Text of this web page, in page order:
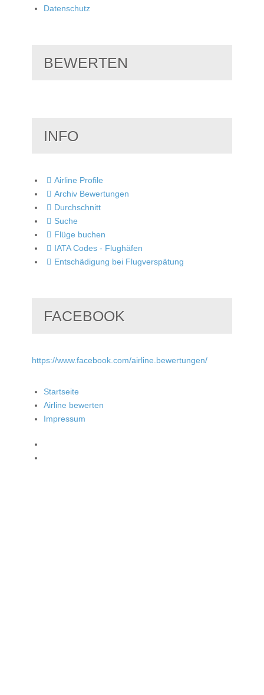
Datenschutz
BEWERTEN
INFO
Airline Profile
Archiv Bewertungen
Durchschnitt
Suche
Flüge buchen
IATA Codes - Flughäfen
Entschädigung bei Flugverspätung
FACEBOOK
https://www.facebook.com/airline.bewertungen/
Startseite
Airline bewerten
Impressum